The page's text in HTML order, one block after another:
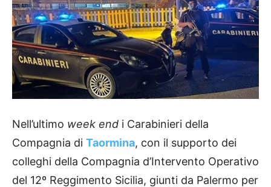
Nell’ultimo week end i Carabinieri della
Compagnia di Taormina, con il supporto dei
colleghi della Compagnia d’Intervento Operativo
del 12º Reggimento Sicilia, giunti da Palermo per